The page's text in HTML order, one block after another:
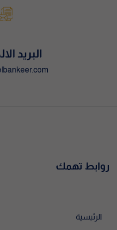
البريد
روابط تهمك
الرئيسية